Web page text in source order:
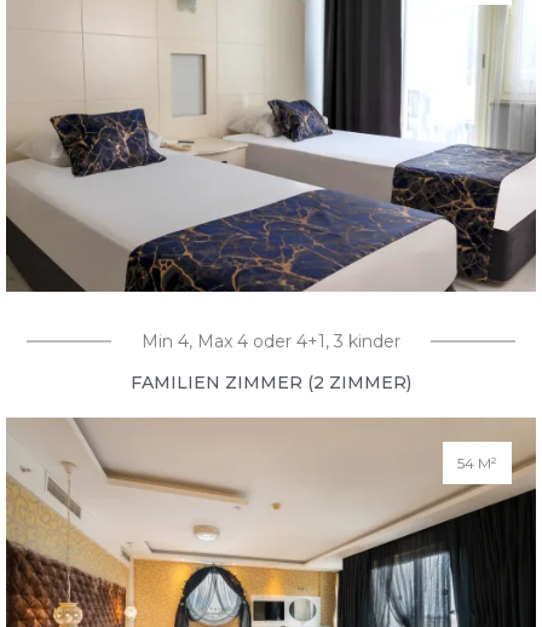
Min 4, Max 4 oder 4+1, 3 kinder
FAMILIEN ZIMMER (2 ZIMMER)
54 M²